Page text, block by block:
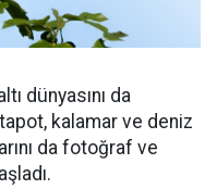
dünyasını da
kalamar ve deniz
da fotoğraf ve